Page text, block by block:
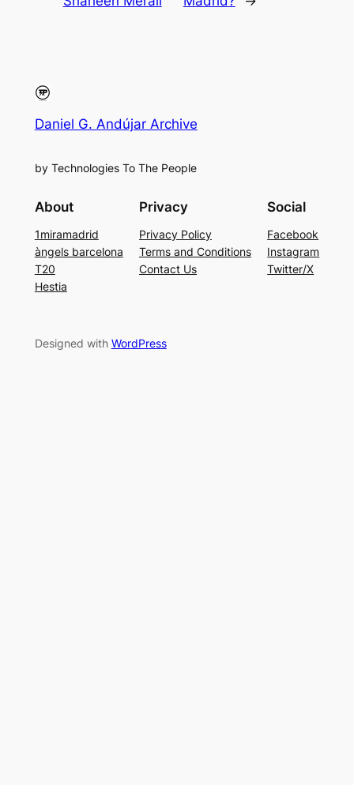
Daniel G. Andújar Archive
by Technologies To The People
About
1miramadrid
àngels barcelona
T20
Hestia
Privacy
Privacy Policy
Terms and Conditions
Contact Us
Social
Facebook
Instagram
Twitter/X
Designed with WordPress